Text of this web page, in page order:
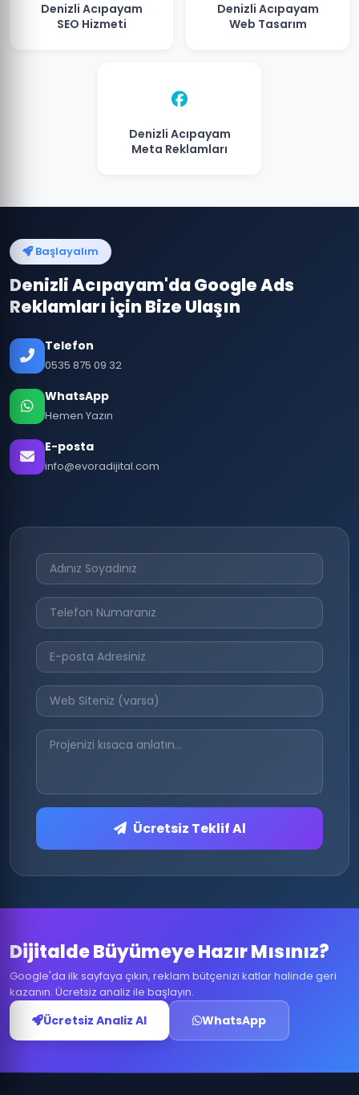
Denizli Acıpayam
SEO Hizmeti
Denizli Acıpayam
Web Tasarım
Denizli Acıpayam
Meta Reklamları
Başlayalım
Denizli Acıpayam'da Google Ads
Reklamları İçin Bize Ulaşın
Telefon
0535 875 09 32
WhatsApp
Hemen Yazın
E-posta
info@evoradijital.com
Ücretsiz Teklif Al
Dijitalde Büyümeye Hazır Mısınız?
Google'da ilk sayfaya çıkın, reklam bütçenizi katlar halinde geri
kazanın. Ücretsiz analiz ile başlayın.
Ücretsiz Analiz Al WhatsApp